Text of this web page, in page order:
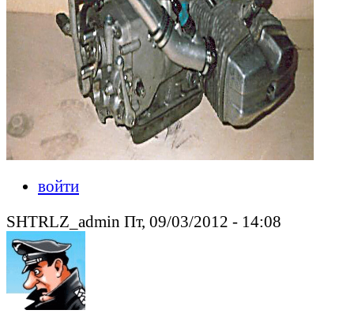
войти
SHTRLZ_admin Пт, 09/03/2012 - 14:08